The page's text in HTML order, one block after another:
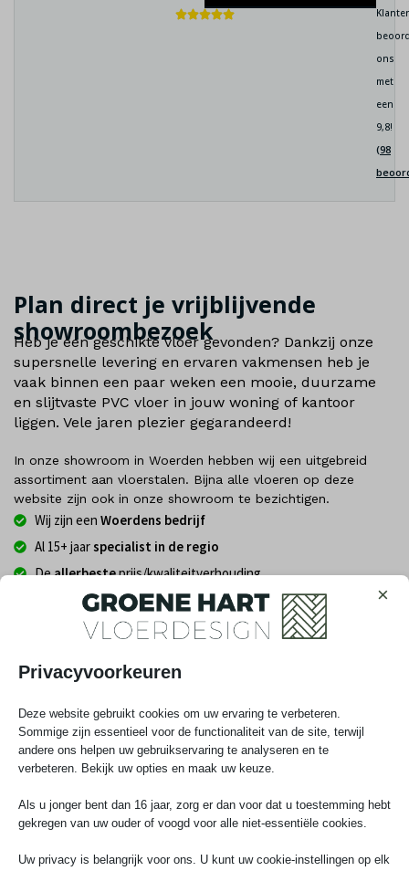
ons
met
een
9,8!
(98
Plan direct je vrijblijvende
showroombezoek
Heb je een geschikte vloer gevonden? Dankzij onze
supersnelle levering en ervaren vakmensen heb je
vaak binnen een paar weken een mooie, duurzame
en slijtvaste PVC vloer in jouw woning of kantoor
liggen. Vele jaren plezier gegarandeerd!
In onze showroom in Woerden hebben wij een uitgebreid
assortiment aan vloerstalen. Bijna alle vloeren op deze
website zijn ook in onze showroom te bezichtigen.
Wij zijn een Woerdens bedrijf
Al 15+ jaarspecialist in de regio
Deallerbesteprijs/kwaliteitverhouding
25 jaar Garantie
Legservice beschikbaar
📅 Kies hieronder eenvoudig je datum
augustus 2026
ma di wo do vr za zo
27 28 29 30 31 1 2
Privacyvoorkeuren
×
Deze website gebruikt cookies om uw ervaring te verbeteren.
Sommige zijn essentieel voor de functionaliteit van de site, terwijl
andere ons helpen uw gebruikservaring te analyseren en te
verbeteren. Bekijk uw opties en maak uw keuze.
Als u jonger bent dan 16 jaar, zorg er dan voor dat u toestemming hebt
gekregen van uw ouder of voogd voor alle niet-essentiële cookies.
Uw privacy is belangrijk voor ons. U kunt uw cookie-instellingen op elk